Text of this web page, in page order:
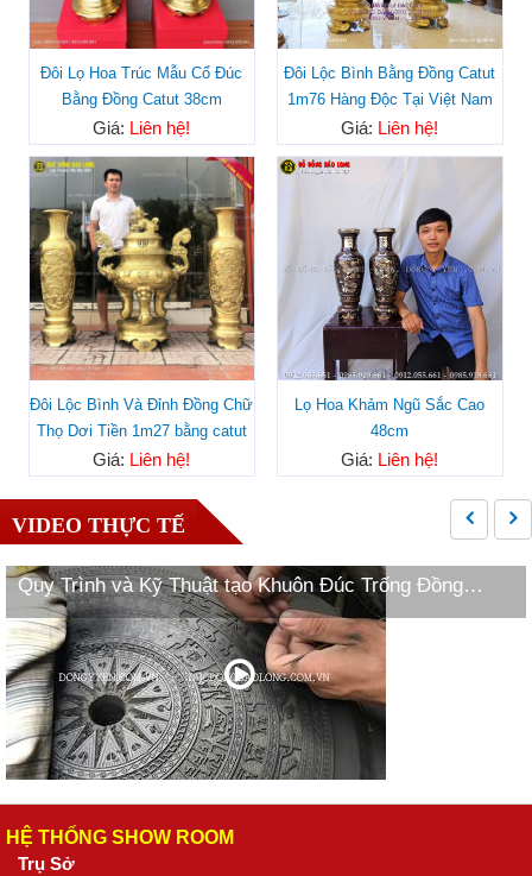
Đôi Lọ Hoa Trúc Mẫu Cổ Đúc
Bằng Đồng Catut 38cm
Giá: Liên hệ!
Đôi Lộc Bình Bằng Đồng Catut
1m76 Hàng Độc Tại Việt Nam
Giá: Liên hệ!
Đôi Lộc Bình Và Đỉnh Đồng Chữ
Thọ Dơi Tiền 1m27 bằng catut
Giá: Liên hệ!
Lọ Hoa Khảm Ngũ Sắc Cao
48cm
Giá: Liên hệ!
VIDEO THỰC TẾ
Quy Trình và Kỹ Thuật tạo Khuôn Đúc Trống Đồng
Ngọc Lũ
HỆ THỐNG SHOW ROOM
Trụ Sở